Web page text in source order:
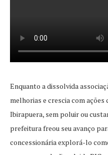
Enquanto a dissolvida
melhorias e crescia com ações
Ibirapuera, sem poluir ou
prefeitura freou seu avanço
concessionária explorá-lo